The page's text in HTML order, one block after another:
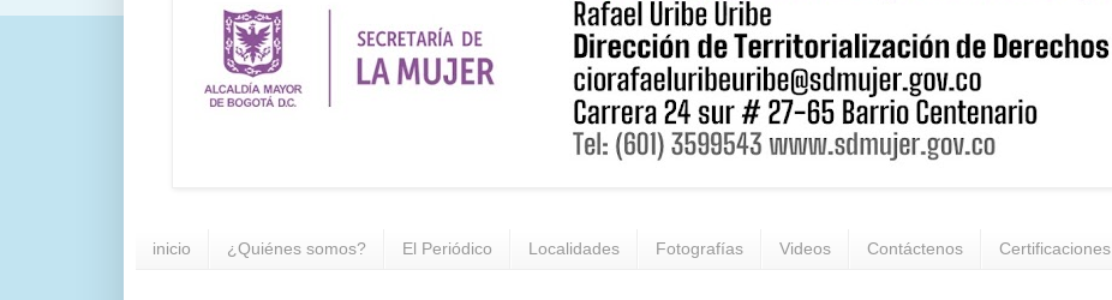
inicio ¿Quiénes somos? El Periódico Localidades Fotografías Videos Contáctenos Certificaciones